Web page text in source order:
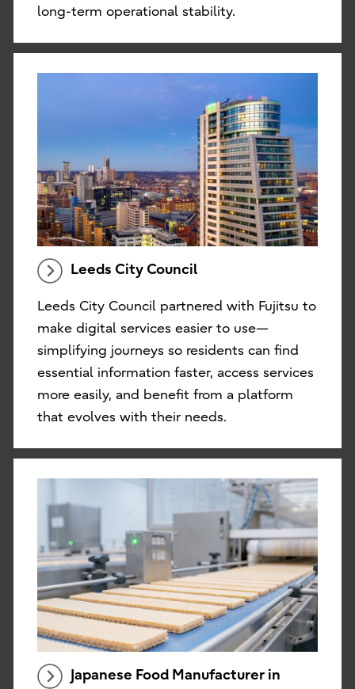
long-term operational stability.
Leeds City Council
Leeds City Council partnered with Fujitsu to
make digital services easier to use—
simplifying journeys so residents can find
essential information faster, access services
more easily, and benefit from a platform
that evolves with their needs.
Japanese Food Manufacturer in